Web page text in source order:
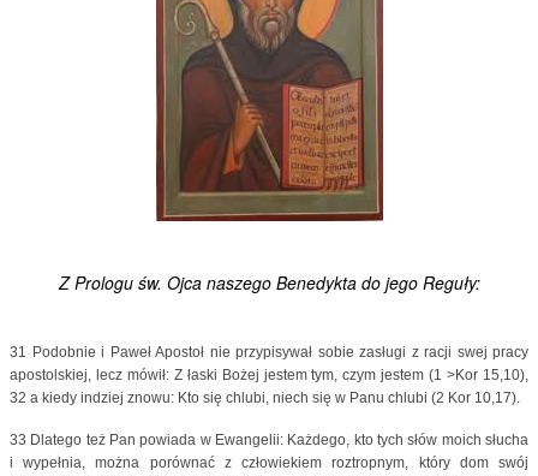
Z Prologu św. Ojca naszego Benedykta do jego Reguły:
31 Podobnie i Paweł Apostoł nie przypisywał sobie zasługi z racji swej pracy
apostolskiej, lecz mówił: Z łaski Bożej jestem tym, czym jestem (1 >Kor 15,10),
32 a kiedy indziej znowu: Kto się chlubi, niech się w Panu chlubi (2 Kor 10,17).
33 Dlatego też Pan powiada w Ewangelii: Każdego, kto tych słów moich słucha
i wypełnia, można porównać z człowiekiem roztropnym, który dom swój